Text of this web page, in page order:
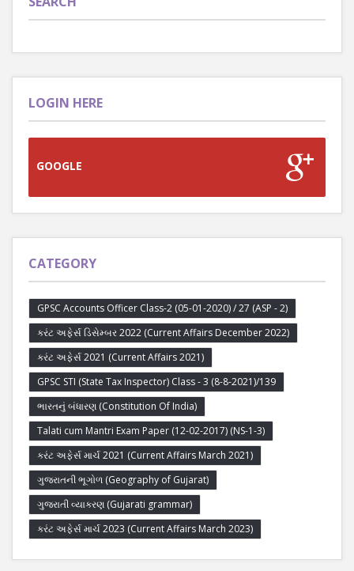
LOGIN HERE
GOOGLE
CATEGORY
GPSC Accounts Officer Class-2 (05-01-2020) / 27 (ASP - 2)
કરંટ અફેર્સ ડિસેમ્બર 2022 (Current Affairs December 2022)
કરંટ અફેર્સ 2021 (Current Affairs 2021)
GPSC STI (State Tax Inspector) Class - 3 (8-8-2021)/139
ભારતનું બંધારણ (Constitution Of India)
Talati cum Mantri Exam Paper (12-02-2017) (NS-1-3)
કરંટ અફેર્સ માર્ચ 2021 (Current Affairs March 2021)
ગુજરાતની ભૂગોળ (Geography of Gujarat)
ગુજરાતી વ્યાકરણ (Gujarati grammar)
કરંટ અફેર્સ માર્ચ 2023 (Current Affairs March 2023)